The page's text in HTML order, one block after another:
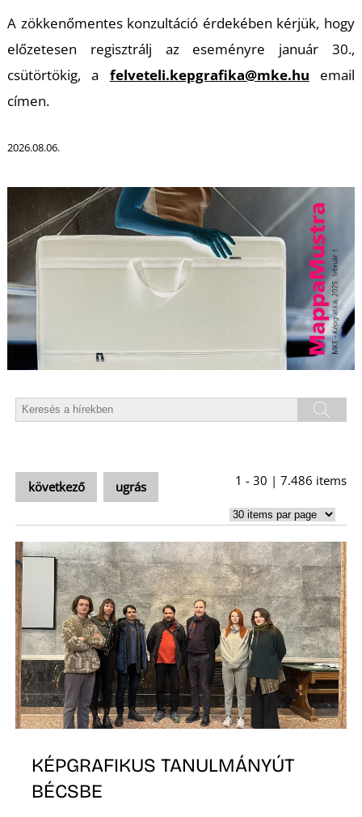
A zökkenőmentes konzultáció érdekében kérjük, hogy
előzetesen regisztrálj az eseményre január 30.,
csütörtökig, a felveteli.kepgrafika@mke.hu
email
címen.
2026.08.06.
következő ugrás 1 - 30 | 7.486 items
KÉPGRAFIKUS TANULMÁNYÚT
BÉCSBE